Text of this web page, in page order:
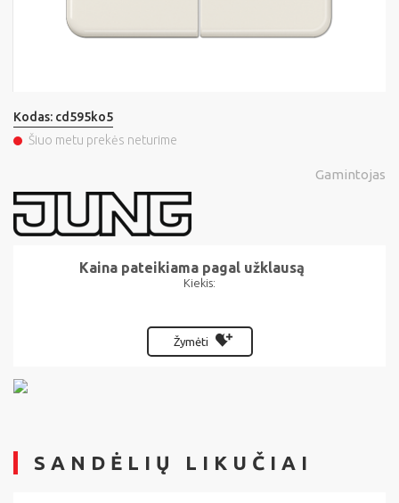
Kodas: cd595ko5
Šiuo metu prekės neturime
Gamintojas
Kaina pateikiama pagal užklausą
Kiekis:
Žymėti
SANDĖLIŲ LIKUČIAI